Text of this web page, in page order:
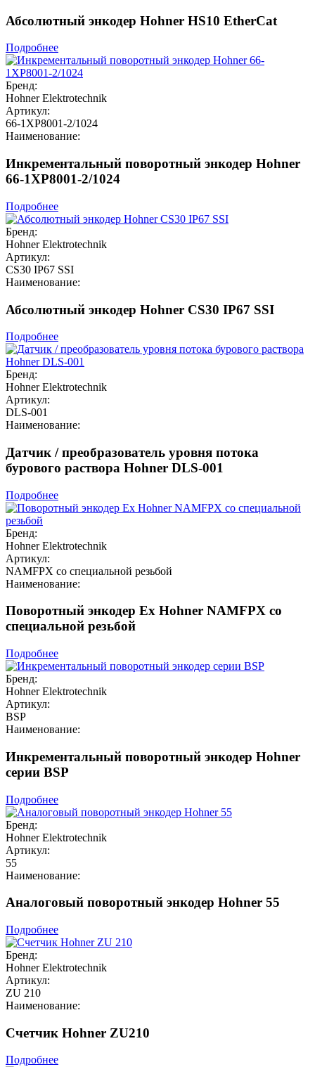
Абсолютный энкодер Hohner HS10 EtherCat
Подробнее
Бренд:
Hohner Elektrotechnik
Артикул:
66-1XP8001-2/1024
Наименование:
Инкрементальный поворотный энкодер Hohner
66-1XP8001-2/1024
Подробнее
Бренд:
Hohner Elektrotechnik
Артикул:
CS30 IP67 SSI
Наименование:
Абсолютный энкодер Hohner CS30 IP67 SSI
Подробнее
Бренд:
Hohner Elektrotechnik
Артикул:
DLS-001
Наименование:
Датчик / преобразователь уровня потока
бурового раствора Hohner DLS-001
Подробнее
Бренд:
Hohner Elektrotechnik
Артикул:
NAMFPX со специальной резьбой
Наименование:
Поворотный энкодер Ex Hohner NAMFPX со
специальной резьбой
Подробнее
Бренд:
Hohner Elektrotechnik
Артикул:
BSP
Наименование:
Инкрементальный поворотный энкодер Hohner
серии BSP
Подробнее
Бренд:
Hohner Elektrotechnik
Артикул:
55
Наименование:
Аналоговый поворотный энкодер Hohner 55
Подробнее
Бренд:
Hohner Elektrotechnik
Артикул:
ZU 210
Наименование:
Счетчик Hohner ZU210
Подробнее